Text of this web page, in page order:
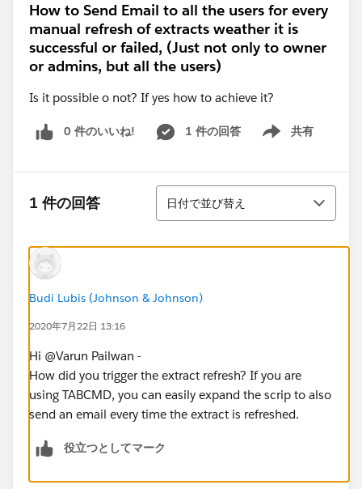
How to Send Email to all the users for every
manual refresh of extracts weather it is
successful or failed, (Just not only to owner
or admins, but all the users)
Is it possible o not? If yes how to achieve it?
0 件のいいね! 1 件の回答 共有
Show menu
1 件の回答
並び替え
日付で並び替え
Budi Lubis (Johnson & Johnson)
2020年7月22日 13:16
Hi @Varun Pailwan​ -
How did you trigger the extract refresh? If you are
using TABCMD, you can easily expand the scrip to also
send an email every time the extract is refreshed.
役立つとしてマーク